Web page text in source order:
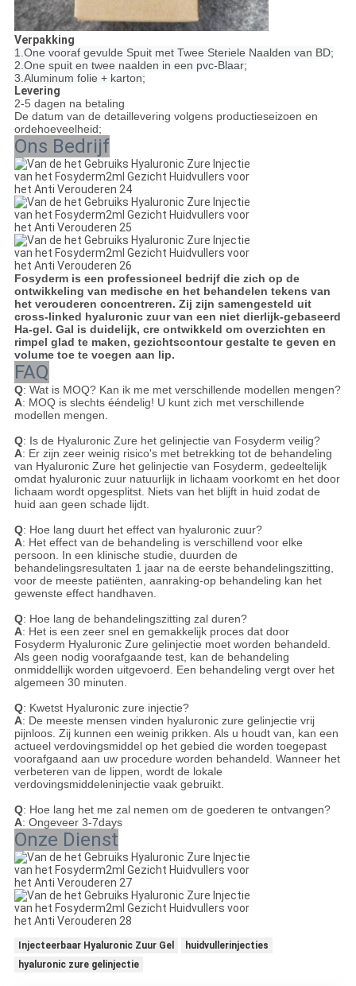
Verpakking
1.One vooraf gevulde Spuit met Twee Steriele Naalden van BD;
2.One spuit en twee naalden in een pvc-Blaar;
3.Aluminum folie + karton;
Levering
2-5 dagen na betaling
De datum van de detaillevering volgens productieseizoen en
ordehoeveelheid;
Ons Bedrijf
Fosyderm is een professioneel bedrijf die zich op de
ontwikkeling van medische en het behandelen tekens van
het verouderen concentreren. Zij zijn samengesteld uit
cross-linked hyaluronic zuur van een niet dierlijk-gebaseerd
Ha-gel. Gal is duidelijk, cre ontwikkeld om overzichten en
rimpel glad te maken, gezichtscontour gestalte te geven en
volume toe te voegen aan lip.
FAQ
Q: Wat is MOQ? Kan ik me met verschillende modellen mengen?
A: MOQ is slechts ééndelig! U kunt zich met verschillende
modellen mengen.
Q: Is de Hyaluronic Zure het gelinjectie van Fosyderm veilig?
A: Er zijn zeer weinig risico's met betrekking tot de behandeling
van Hyaluronic Zure het gelinjectie van Fosyderm, gedeeltelijk
omdat hyaluronic zuur natuurlijk in lichaam voorkomt en het door
lichaam wordt opgesplitst. Niets van het blijft in huid zodat de
huid aan geen schade lijdt.
Q: Hoe lang duurt het effect van hyaluronic zuur?
A: Het effect van de behandeling is verschillend voor elke
persoon. In een klinische studie, duurden de
behandelingsresultaten 1 jaar na de eerste behandelingszitting,
voor de meeste patiënten, aanraking-op behandeling kan het
gewenste effect handhaven.
Q: Hoe lang de behandelingszitting zal duren?
A: Het is een zeer snel en gemakkelijk proces dat door
Fosyderm Hyaluronic Zure gelinjectie moet worden behandeld.
Als geen nodig voorafgaande test, kan de behandeling
onmiddellijk worden uitgevoerd. Een behandeling vergt over het
algemeen 30 minuten.
Q: Kwetst Hyaluronic zure injectie?
A: De meeste mensen vinden hyaluronic zure gelinjectie vrij
pijnloos. Zij kunnen een weinig prikken. Als u houdt van, kan een
actueel verdovingsmiddel op het gebied die worden toegepast
voorafgaand aan uw procedure worden behandeld. Wanneer het
verbeteren van de lippen, wordt de lokale
verdovingsmiddeleninjectie vaak gebruikt.
Q: Hoe lang het me zal nemen om de goederen te ontvangen?
A: Ongeveer 3-7days
Onze Dienst
Injecteerbaar Hyaluronic Zuur Gel
huidvullerinjecties
hyaluronic zure gelinjectie